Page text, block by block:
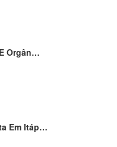
Orgân…
Em Itáp…